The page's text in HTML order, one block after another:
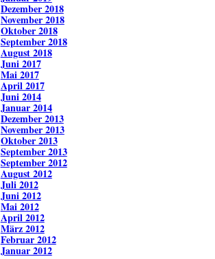
Dezember 2018
November 2018
Oktober 2018
September 2018
August 2018
Juni 2017
Mai 2017
April 2017
Juni 2014
Januar 2014
Dezember 2013
November 2013
Oktober 2013
September 2013
September 2012
August 2012
Juli 2012
Juni 2012
Mai 2012
April 2012
März 2012
Februar 2012
Januar 2012